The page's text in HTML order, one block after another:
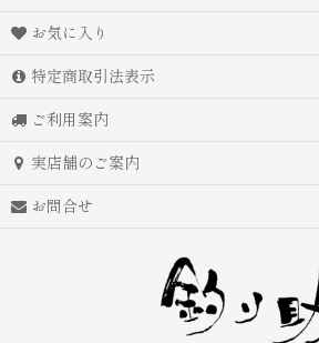
お気に入り
特定商取引法表示
ご利用案内
実店舗のご案内
お問合せ